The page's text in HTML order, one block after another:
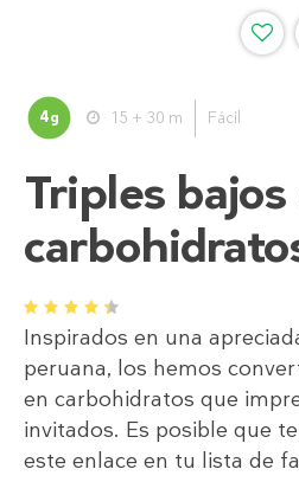
4g 15 + 30 m Fácil
Triples bajos
1 2 3 4 5
Inspirados en una
peruana, los hemos
en carbohidratos que
invitados. Es posible que
este enlace en tu lista de